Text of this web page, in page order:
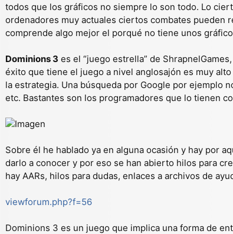
todos que los gráficos no siempre lo son todo. Lo
ordenadores muy actuales ciertos combates pueden
comprende algo mejor el porqué no tiene unos
Dominions 3 es el “juego estrella” de
éxito que tiene el juego a nivel anglosajón es muy
la estrategia. Una búsqueda por Google por ejemplo
etc. Bastantes son los programadores que lo tienen
Sobre él he hablado ya en alguna ocasión y hay por
darlo a conocer y por eso se han abierto hilos para
hay AARs, hilos para dudas, enlaces a archivos de
viewforum.php?f=56
Dominions 3 es un juego que implica una forma de